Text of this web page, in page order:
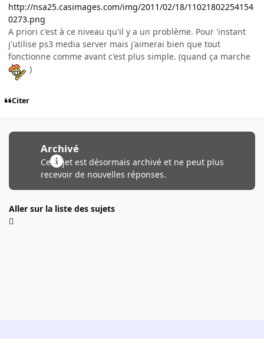
http://nsa25.casimages.com/img/2011/02/18/11021802254154
0273.png
A priori c'est à ce niveau qu'il y a un problème. Pour 'instant
j'utilise ps3 media server mais j'aimerai bien que tout
fonctionne comme avant c'est plus simple. (quand ça marche
)
Citer
Archivé
Ce sujet est désormais archivé et ne peut plus
recevoir de nouvelles réponses.
Aller sur la liste des sujets